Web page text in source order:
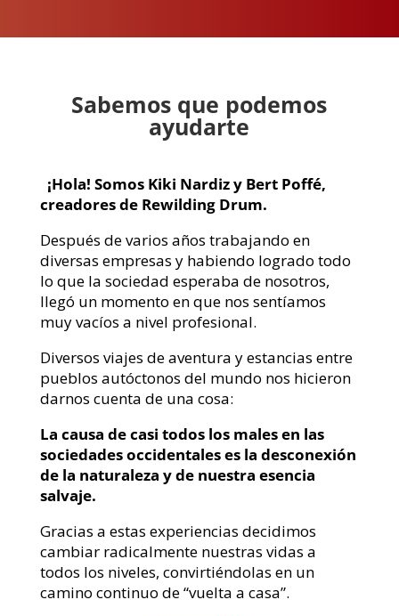
Sabemos que podemos
ayudarte
¡Hola! Somos Kiki Nardiz y Bert Poffé,
creadores de Rewilding Drum.
Después de varios años trabajando en
diversas empresas y habiendo logrado todo
lo que la sociedad esperaba de nosotros,
llegó un momento en que nos sentíamos
muy vacíos a nivel profesional.
Diversos viajes de aventura y estancias entre
pueblos autóctonos del mundo nos hicieron
darnos cuenta de una cosa:
La causa de casi todos los males en las
sociedades occidentales es la desconexión
de la naturaleza y de nuestra esencia
salvaje.
Gracias a estas experiencias decidimos
cambiar radicalmente nuestras vidas a
todos los niveles, convirtiéndolas en un
camino continuo de “vuelta a casa”.